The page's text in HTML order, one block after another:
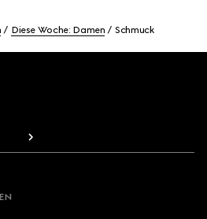
Diese Woche: Damen Schmuck